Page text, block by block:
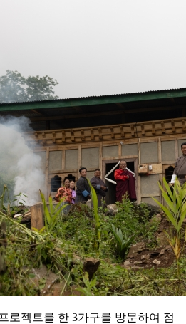
로젝트를 한 3가구를 방문하여 점